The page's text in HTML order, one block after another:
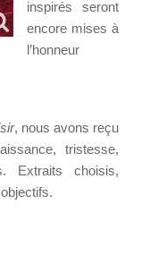
inspirés seront
encore mises à
l’honneur
, nous avons reçu
tristesse,
Extraits choisis,